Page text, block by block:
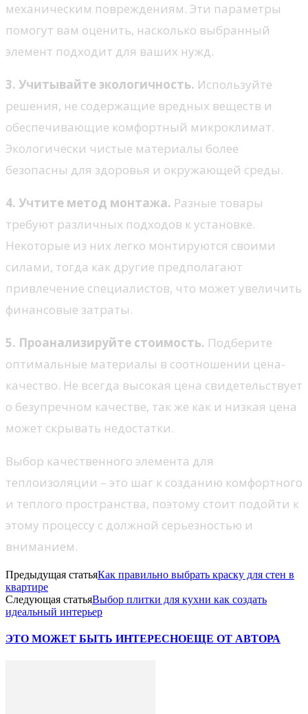
механическим повреждениям. Эти параметры
помогут вам оценить, насколько выбранный
элемент подходит для ваших нужд.
3. Учитывайте экологичность. Используйте
решения, не содержащие вредных веществ и
обеспечивающие комфортный микроклимат.
Экологически чистые материалы более
безопасны для здоровья и окружающей среды.
4. Учтите метод монтажа. Разные товары
требуют различных подходов к установке.
Некоторые из них легко монтируются своими
силами, тогда как другие предполагают
привлечение специалистов, что может увеличить
финансовые затраты.
5. Проанализируйте стоимость. Подберите
оптимальные материалы в соотношении цена-
качество. Не всегда высокая цена свидетельствует
о безупречном качестве, так же как и низкая цена
может скрывать недостатки.
Выбор качественного элемента для
теплоизоляции – это шаг к созданию комфортного
и теплого пространства, поэтому стоит подойти к
этому процессу с должной серьезностью и
вниманием.
Предыдущая статьяКак правильно выбрать краску для стен в
квартире
Следующая статьяВыбор плитки для кухни как создать
идеальный интерьер
ЭТО МОЖЕТ БЫТЬ ИНТЕРЕСНОЕЩЕ ОТ АВТОРА